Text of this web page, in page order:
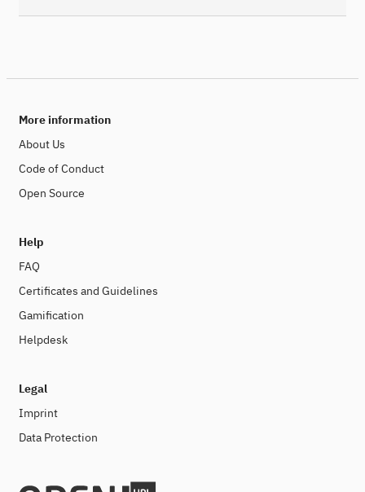
More information
About Us
Code of Conduct
Open Source
Help
FAQ
Certificates and Guidelines
Gamification
Helpdesk
Legal
Imprint
Data Protection